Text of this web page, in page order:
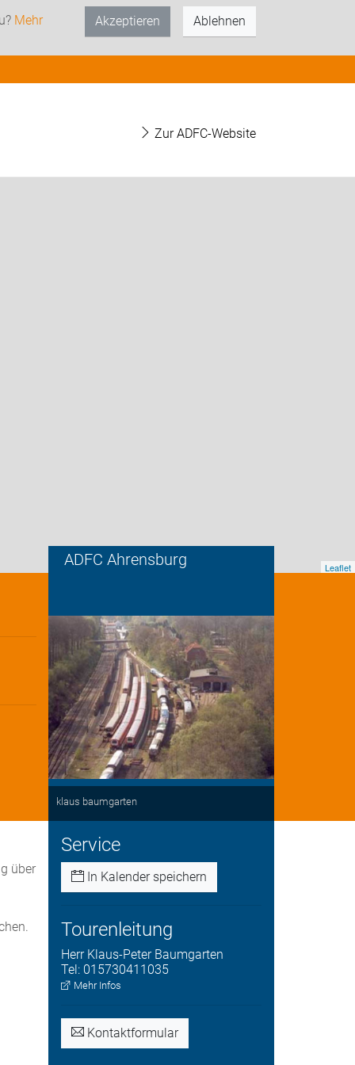
Mehr Akzeptieren Ablehnen
Zur ADFC-Website
Leaflet
ADFC Ahrensburg
klaus baumgarten
Service
In Kalender speichern
Tourenleitung
Herr Klaus-Peter Baumgarten
Tel: 015730411035
Mehr Infos
Kontaktformular
über